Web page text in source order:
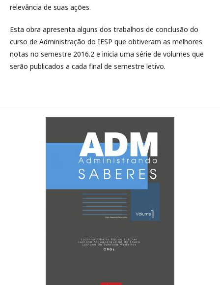
relevância de suas ações.
Esta obra apresenta alguns dos trabalhos de conclusão do
curso de Administração do IESP que obtiveram as melhores
notas no semestre 2016.2 e inicia uma série de volumes que
serão publicados a cada final de semestre letivo.